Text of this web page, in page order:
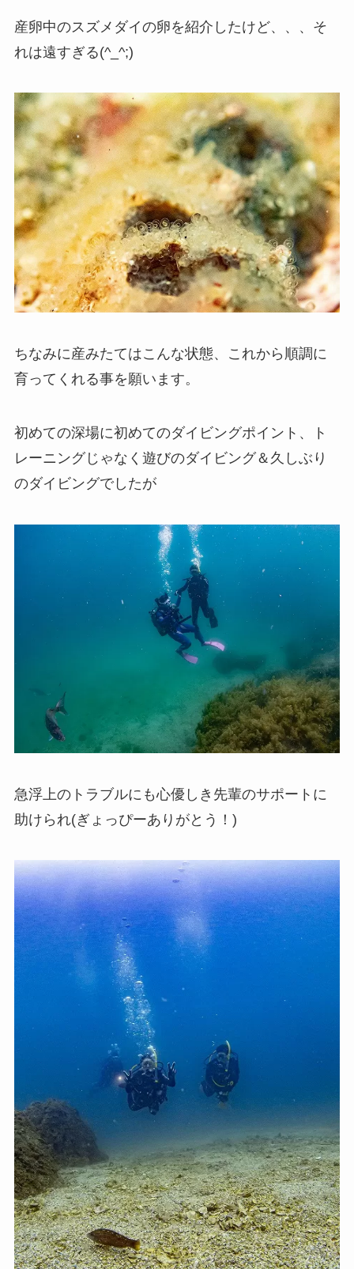
産卵中のスズメダイの卵を紹介したけど、、、そ
れは遠すぎる(^_^;)
ちなみに産みたてはこんな状態、これから順調に
育ってくれる事を願います。
初めての深場に初めてのダイビングポイント、ト
レーニングじゃなく遊びのダイビング＆久しぶり
のダイビングでしたが
急浮上のトラブルにも心優しき先輩のサポートに
助けられ(ぎょっぴーありがとう！)